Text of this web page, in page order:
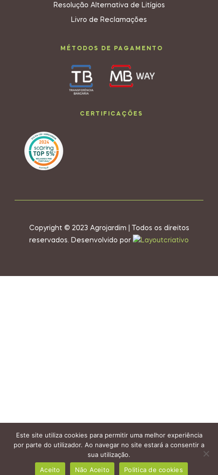
Resolução Alternativa de Litígios
Livro de Reclamações
MÉTODOS DE PAGAMENTO
CERTIFICAÇÕES
Copyright © 2023 Agrojardim | Todos os direitos
reservados. Desenvolvido por
Este site utiliza cookies para permitir uma melhor experiência
por parte do utilizador. Ao navegar no site estará a consentir a
sua utilização.
Aceito
Não Aceito Politica de cookies